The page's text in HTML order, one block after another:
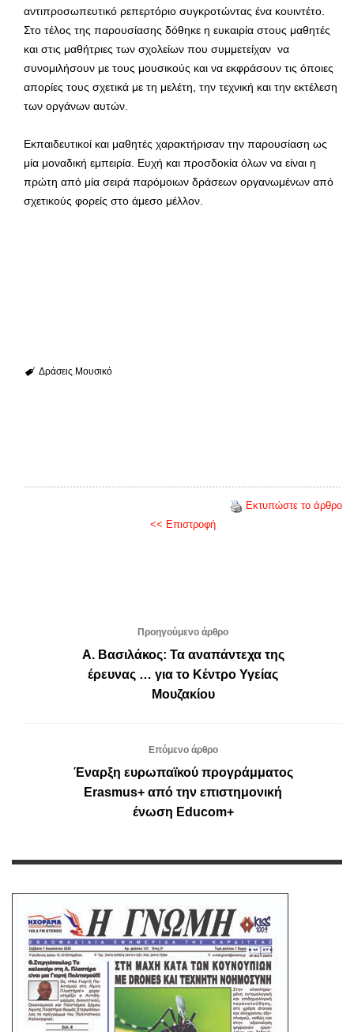
αντιπροσωπευτικό ρεπερτόριο συγκροτώντας ένα κουιντέτο.
Στο τέλος της παρουσίασης δόθηκε η ευκαιρία στους μαθητές
και στις μαθήτριες των σχολείων που συμμετείχαν να
συνομιλήσουν με τους μουσικούς και να εκφράσουν τις όποιες
απορίες τους σχετικά με τη μελέτη, την τεχνική και την εκτέλεση
των οργάνων αυτών.
Εκπαιδευτικοί και μαθητές χαρακτήρισαν την παρουσίαση ως
μία μοναδική εμπειρία. Ευχή και προσδοκία όλων να είναι η
πρώτη από μία σειρά παρόμοιων δράσεων οργανωμένων από
σχετικούς φορείς στο άμεσο μέλλον.
Δράσεις Μουσικό
Εκτυπώστε το άρθρο
<< Επιστροφή
Προηγούμενο άρθρο
Α. Βασιλάκος: Τα αναπάντεχα της
έρευνας … για το Κέντρο Υγείας
Μουζακίου
Επόμενο άρθρο
Έναρξη ευρωπαϊκού προγράμματος
Erasmus+ από την επιστημονική
ένωση Educom+